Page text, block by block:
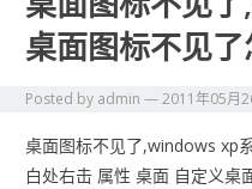
桌面图标不见了
Posted by admin —2011年05月
桌面图标不见了,windows xp
白处右击 属性 桌面 自定义桌